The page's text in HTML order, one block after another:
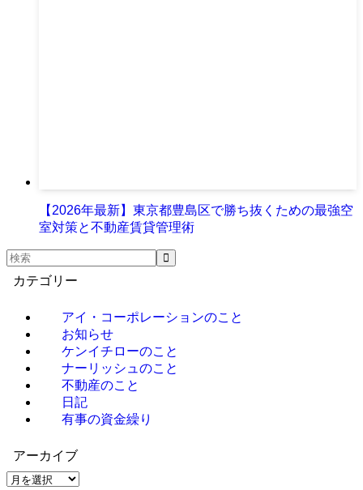
【2026年最新】東京都豊島区で勝ち抜くための最強空
室対策と不動産賃貸管理術
カテゴリー
アイ・コーポレーションのこと
お知らせ
ケンイチローのこと
ナーリッシュのこと
不動産のこと
日記
有事の資金繰り
アーカイブ
ア